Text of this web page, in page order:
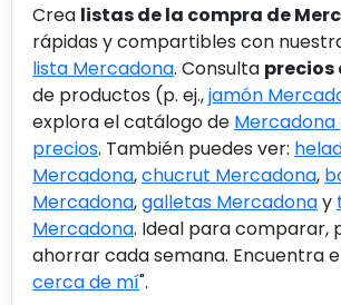
Crea listas de la compra de
rápidas y compartibles con
lista Mercadona. Consulta
de productos (p. ej.,jamón
explora el catálogo de
precios. También puedes ver:
Mercadona,chucrut Mercadona,
Mercadona,galletas Mercadonay
Mercadona. Ideal para comparar,
ahorrar cada semana. Encuentra
cerca de mí".